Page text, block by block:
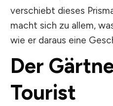
verschiebt dieses
macht sich zu allem,
wie er daraus eine
Der
Tourist